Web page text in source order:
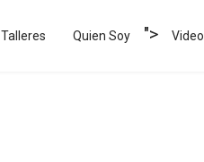
Talleres Quien Soy ">